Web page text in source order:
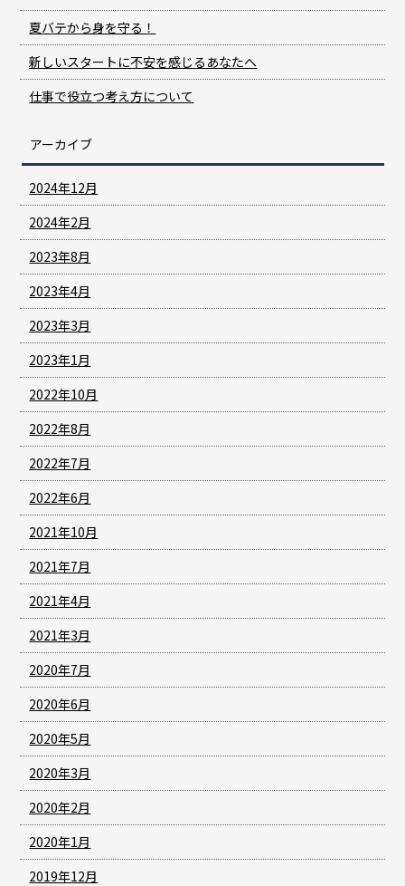
夏バテから身を守る！
新しいスタートに不安を感じるあなたへ
仕事で役立つ考え方について
アーカイブ
2024年12月
2024年2月
2023年8月
2023年4月
2023年3月
2023年1月
2022年10月
2022年8月
2022年7月
2022年6月
2021年10月
2021年7月
2021年4月
2021年3月
2020年7月
2020年6月
2020年5月
2020年3月
2020年2月
2020年1月
2019年12月